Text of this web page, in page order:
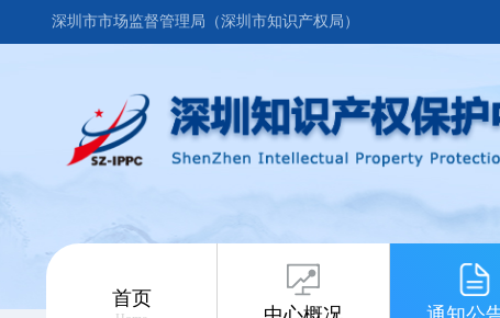
深圳市市场监督管理局（深圳市知识产权局）
首页